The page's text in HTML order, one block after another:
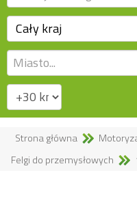
Strona główna
Felgi do przemysłowych